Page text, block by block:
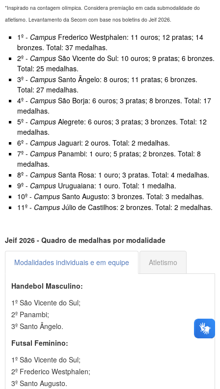
*Inspirado na contagem olímpica. Considera premiação em cada submodalidade do
atletismo. Levantamento da Secom com base nos boletins do Jeif 2026.
1º - Campus Frederico Westphalen: 11 ouros; 12 pratas; 14
bronzes. Total: 37 medalhas.
2º - Campus São Vicente do Sul: 10 ouros; 9 pratas; 6 bronzes.
Total: 25 medalhas.
3º - Campus Santo Ângelo: 8 ouros; 11 pratas; 6 bronzes.
Total: 27 medalhas.
4º - Campus São Borja: 6 ouros; 3 pratas; 8 bronzes. Total: 17
medalhas.
5º - Campus Alegrete: 6 ouros; 3 pratas; 3 bronzes. Total: 12
medalhas.
6º - Campus Jaguari: 2 ouros. Total: 2 medalhas.
7º - Campus Panambi: 1 ouro; 5 pratas; 2 bronzes. Total: 8
medalhas.
8º - Campus Santa Rosa: 1 ouro; 3 pratas. Total: 4 medalhas.
9º - Campus Uruguaiana: 1 ouro. Total: 1 medalha.
10º - Campus Santo Augusto: 3 bronzes. Total: 3 medalhas.
11º - Campus Júlio de Castilhos: 2 bronzes. Total: 2 medalhas.
Jeif 2026 - Quadro de medalhas por modalidade
Modalidades individuais e em equipe Atletismo
Handebol Masculino:
1º São Vicente do Sul;
2º Panambi;
3º Santo Ângelo.
Futsal Feminino:
1º São Vicente do Sul;
2º Frederico Westphalen;
3º Santo Augusto.